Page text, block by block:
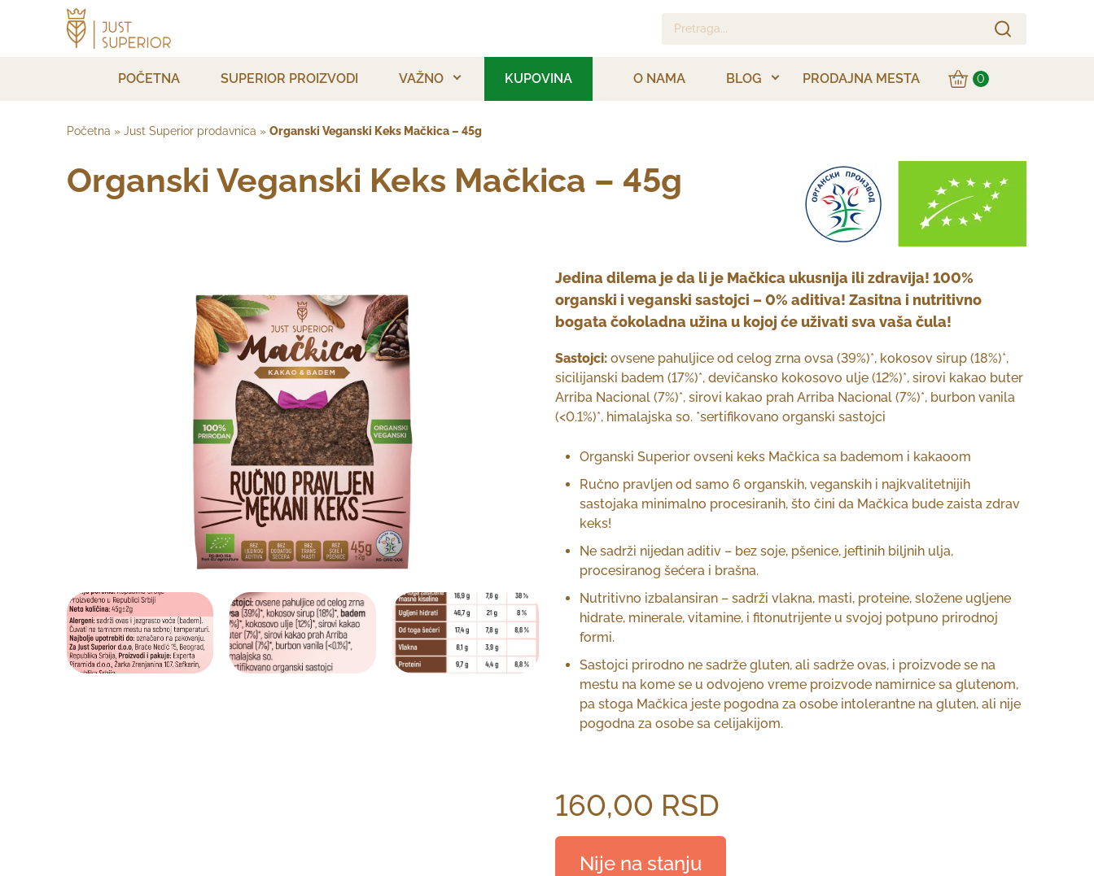
Pretraga...
POČETNA SUPERIOR PROIZVODI VAŽNO KUPOVINA O NAMA BLOG PRODAJNA MESTA 0
Početna » Just Superior prodavnica » Organski Veganski Keks Mačkica – 45g
Organski Veganski Keks Mačkica – 45g
160,00 RSD
Jedina dilema je da li je Mačkica ukusnija ili zdravija! 100%
organski i veganski sastojci – 0% aditiva! Zasitna i nutritivno
bogata čokoladna užina u kojoj će uživati sva vaša čula!
Sastojci: ovsene pahuljice od celog zrna ovsa (39%)*, kokosov sirup (18%)*,
sicilijanski badem (17%)*, devičansko kokosovo ulje (12%)*, sirovi kakao buter
Arriba Nacional (7%)*, sirovi kakao prah Arriba Nacional (7%)*, burbon vanila
(<0.1%)*, himalajska so. *sertifikovano organski sastojci
Organski Superior ovseni keks Mačkica sa bademom i kakaoom
Ručno pravljen od samo 6 organskih, veganskih i najkvalitetnijih
sastojaka minimalno procesiranih, što čini da Mačkica bude zaista zdrav
keks!
Ne sadrži nijedan aditiv – bez soje, pšenice, jeftinih biljnih ulja,
procesiranog šećera i brašna.
Nutritivno izbalansiran – sadrži vlakna, masti, proteine, složene ugljene
hidrate, minerale, vitamine, i fitonutrijente u svojoj potpuno prirodnoj
formi.
Sastojci prirodno ne sadrže gluten, ali sadrže ovas, i proizvode se na
mestu na kome se u odvojeno vreme proizvode namirnice sa glutenom,
pa stoga Mačkica jeste pogodna za osobe intolerantne na gluten, ali nije
pogodna za osobe sa celijakijom.
Nije na stanju